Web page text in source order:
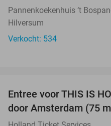
Pannenkoekenhuis ‘t
Hilversum
Verkocht: 534
Entree voor THIS IS
door Amsterdam (75